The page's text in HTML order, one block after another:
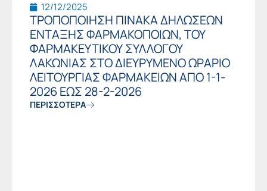
12/12/2025
ΤΡΟΠΟΠΟΙΗΣΗ ΠΙΝΑΚΑ ΔΗΛΩΣΕΩΝ
ΕΝΤΑΞΗΣ ΦΑΡΜΑΚΟΠΟΙΩΝ, ΤΟΥ
ΦΑΡΜΑΚΕΥΤΙΚΟΥ ΣΥΛΛΟΓΟΥ
ΛΑΚΩΝΙΑΣ ΣΤΟ ΔΙΕΥΡΥΜΕΝΟ ΩΡΑΡΙΟ
ΛΕΙΤΟΥΡΓΙΑΣ ΦΑΡΜΑΚΕΙΩΝ ΑΠΟ 1-1-
2026 ΕΩΣ 28-2-2026
ΠΕΡΙΣΣΟΤΕΡΑ